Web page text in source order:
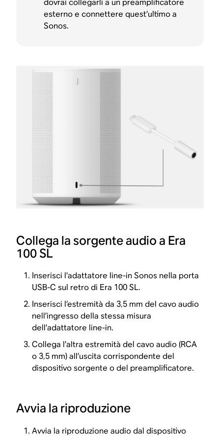
dovrai collegarli a un preamplificatore
esterno e connettere quest’ultimo a
Sonos.
Collega la sorgente audio a Era
100 SL
Inserisci l’adattatore line-in Sonos nella porta
USB-C sul retro di Era 100 SL.
Inserisci l’estremità da 3,5 mm del cavo audio
nell’ingresso della stessa misura
dell’adattatore line-in.
Collega l’altra estremità del cavo audio (RCA
o 3,5 mm) all’uscita corrispondente del
dispositivo sorgente o del preamplificatore.
Avvia la riproduzione
Avvia la riproduzione audio dal dispositivo